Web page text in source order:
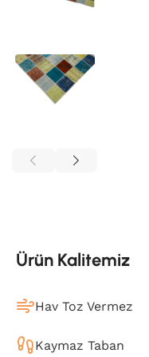
Ürün Kalitemiz
Hav Toz Vermez
Kaymaz Taban